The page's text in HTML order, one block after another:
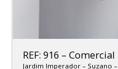
REF: 916 – Comercial
Jardim Imperador – Suzano –